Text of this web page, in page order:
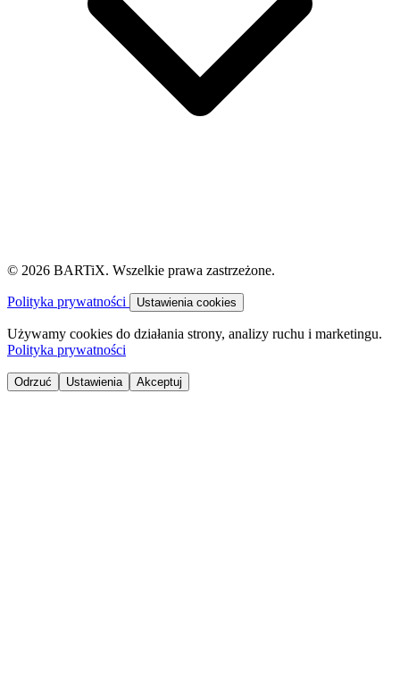
© 2026 BARTiX. Wszelkie prawa zastrzeżone.
Polityka prywatności Ustawienia cookies
Używamy cookies do działania strony, analizy ruchu i marketingu.
Polityka prywatności
Odrzuć Ustawienia Akceptuj